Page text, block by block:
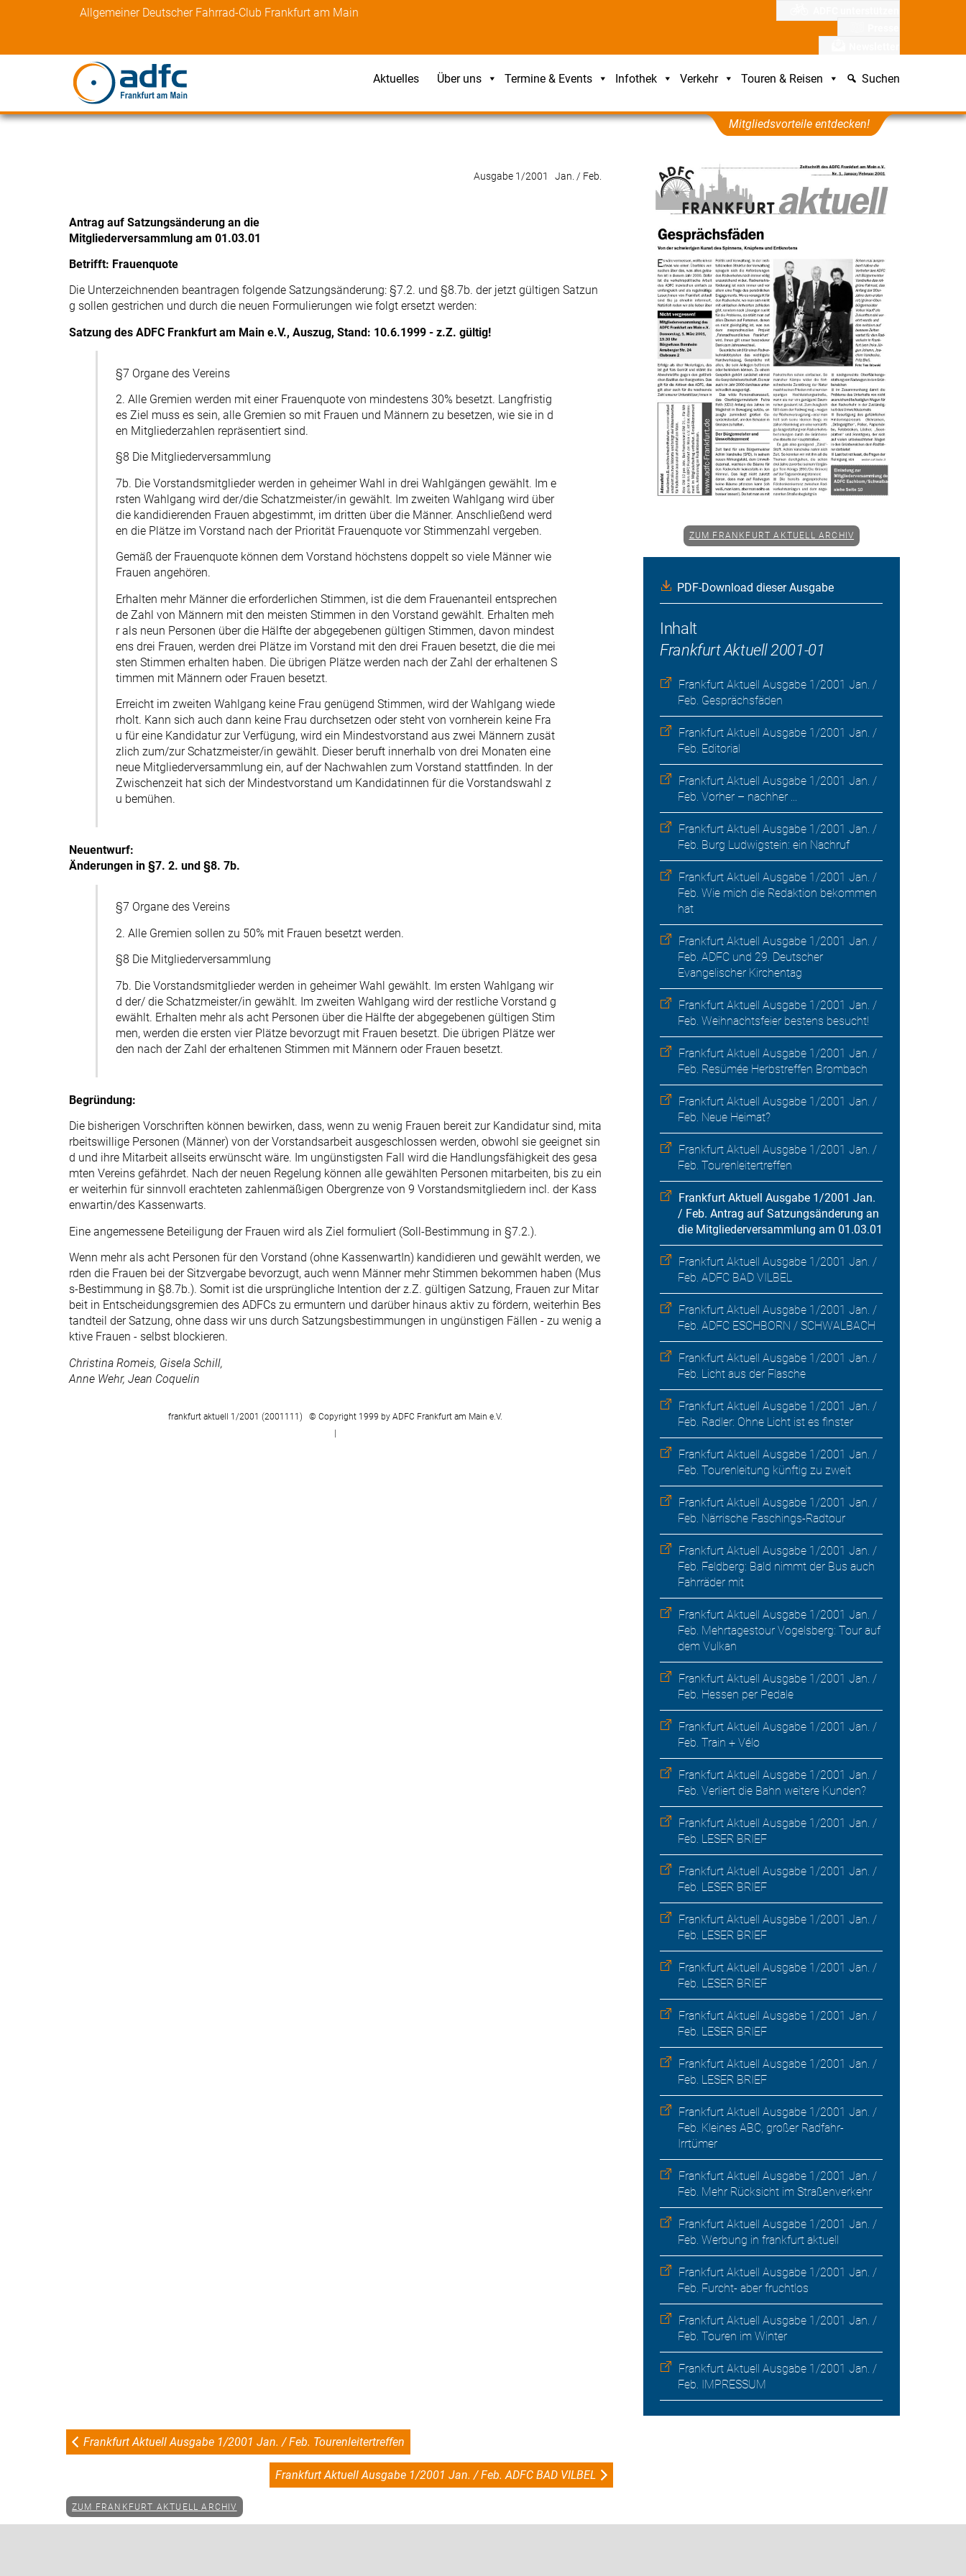
Allgemeiner Deutscher Fahrrad-Club Frankfurt am Main
Aktuelles Über uns Termine & Events Infothek Verkehr Touren & Reisen Suchen
Mitgliedsvorteile entdecken!
Ausgabe 1/2001 Jan. / Feb.
Antrag auf Satzungsänderung an die
Mitgliederversammlung am 01.03.01
Betrifft: Frauenquote
Die Unterzeichnenden beantragen folgende Satzungsänderung: §7.2. und §8.7b. der jetzt gültigen Satzun
g sollen gestrichen und durch die neuen Formulierungen wie folgt ersetzt werden:
Satzung des ADFC Frankfurt am Main e.V., Auszug, Stand: 10.6.1999 - z.Z. gültig!
§7 Organe des Vereins
2. Alle Gremien werden mit einer Frauenquote von mindestens 30% besetzt. Langfristig
es Ziel muss es sein, alle Gremien so mit Frauen und Männern zu besetzen, wie sie in d
en Mitgliederzahlen repräsentiert sind.
§8 Die Mitgliederversammlung
7b. Die Vorstandsmitglieder werden in geheimer Wahl in drei Wahlgängen gewählt. Im e
rsten Wahlgang wird der/die Schatzmeister/in gewählt. Im zweiten Wahlgang wird über
die kandidierenden Frauen abgestimmt, im dritten über die Männer. Anschließend werd
en die Plätze im Vorstand nach der Priorität Frauenquote vor Stimmenzahl vergeben.
Gemäß der Frauenquote können dem Vorstand höchstens doppelt so viele Männer wie
Frauen angehören.
Erhalten mehr Männer die erforderlichen Stimmen, ist die dem Frauenanteil entsprechen
de Zahl von Männern mit den meisten Stimmen in den Vorstand gewählt. Erhalten meh
r als neun Personen über die Hälfte der abgegebenen gültigen Stimmen, davon mindest
ens drei Frauen, werden drei Plätze im Vorstand mit den drei Frauen besetzt, die die mei
sten Stimmen erhalten haben. Die übrigen Plätze werden nach der Zahl der erhaltenen S
timmen mit Männern oder Frauen besetzt.
Erreicht im zweiten Wahlgang keine Frau genügend Stimmen, wird der Wahlgang wiede
rholt. Kann sich auch dann keine Frau durchsetzen oder steht von vornherein keine Fra
u für eine Kandidatur zur Verfügung, wird ein Mindestvorstand aus zwei Männern zusät
zlich zum/zur Schatzmeister/in gewählt. Dieser beruft innerhalb von drei Monaten eine
neue Mitgliederversammlung ein, auf der Nachwahlen zum Vorstand stattfinden. In der
Zwischenzeit hat sich der Mindestvorstand um Kandidatinnen für die Vorstandswahl z
u bemühen.
Neuentwurf:
Änderungen in §7. 2. und §8. 7b.
§7 Organe des Vereins
2. Alle Gremien sollen zu 50% mit Frauen besetzt werden.
§8 Die Mitgliederversammlung
7b. Die Vorstandsmitglieder werden in geheimer Wahl gewählt. Im ersten Wahlgang wir
d der/ die Schatzmeister/in gewählt. Im zweiten Wahlgang wird der restliche Vorstand g
ewählt. Erhalten mehr als acht Personen über die Hälfte der abgegebenen gültigen Stim
men, werden die ersten vier Plätze bevorzugt mit Frauen besetzt. Die übrigen Plätze wer
den nach der Zahl der erhaltenen Stimmen mit Männern oder Frauen besetzt.
Begründung:
Die bisherigen Vorschriften können bewirken, dass, wenn zu wenig Frauen bereit zur Kandidatur sind, mita
rbeitswillige Personen (Männer) von der Vorstandsarbeit ausgeschlossen werden, obwohl sie geeignet sin
d und ihre Mitarbeit allseits erwünscht wäre. Im ungünstigsten Fall wird die Handlungsfähigkeit des gesa
mten Vereins gefährdet. Nach der neuen Regelung können alle gewählten Personen mitarbeiten, bis zu ein
er weiterhin für sinnvoll erachteten zahlenmäßigen Obergrenze von 9 Vorstandsmitgliedern incl. der Kass
enwartin/des Kassenwarts.
Eine angemessene Beteiligung der Frauen wird als Ziel formuliert (Soll-Bestimmung in §7.2.).
Wenn mehr als acht Personen für den Vorstand (ohne KassenwartIn) kandidieren und gewählt werden, we
rden die Frauen bei der Sitzvergabe bevorzugt, auch wenn Männer mehr Stimmen bekommen haben (Mus
s-Bestimmung in §8.7b.). Somit ist die ursprüngliche Intention der z.Z. gültigen Satzung, Frauen zur Mitar
beit in Entscheidungsgremien des ADFCs zu ermuntern und darüber hinaus aktiv zu fördern, weiterhin Bes
tandteil der Satzung, ohne dass wir uns durch Satzungsbestimmungen in ungünstigen Fällen - zu wenig a
ktive Frauen - selbst blockieren.
Christina Romeis, Gisela Schill,
Anne Wehr, Jean Coquelin
frankfurt aktuell 1/2001 (2001111) © Copyright 1999 by ADFC Frankfurt am Main e.V.
|
ZUM FRANKFURT AKTUELL ARCHIV
PDF-Download dieser Ausgabe
Inhalt
Frankfurt Aktuell 2001-01
Frankfurt Aktuell Ausgabe 1/2001 Jan. /
Feb. Gesprächsfäden
Frankfurt Aktuell Ausgabe 1/2001 Jan. /
Feb. Editorial
Frankfurt Aktuell Ausgabe 1/2001 Jan. /
Feb. Vorher – nachher ...
Frankfurt Aktuell Ausgabe 1/2001 Jan. /
Feb. Burg Ludwigstein: ein Nachruf
Frankfurt Aktuell Ausgabe 1/2001 Jan. /
Feb. Wie mich die Redaktion bekommen
hat
Frankfurt Aktuell Ausgabe 1/2001 Jan. /
Feb. ADFC und 29. Deutscher
Evangelischer Kirchentag
Frankfurt Aktuell Ausgabe 1/2001 Jan. /
Feb. Weihnachtsfeier bestens besucht!
Frankfurt Aktuell Ausgabe 1/2001 Jan. /
Feb. Resümée Herbstreffen Brombach
Frankfurt Aktuell Ausgabe 1/2001 Jan. /
Feb. Neue Heimat?
Frankfurt Aktuell Ausgabe 1/2001 Jan. /
Feb. Tourenleitertreffen
Frankfurt Aktuell Ausgabe 1/2001 Jan.
/ Feb. Antrag auf Satzungsänderung an
die Mitgliederversammlung am 01.03.01
Frankfurt Aktuell Ausgabe 1/2001 Jan. /
Feb. ADFC BAD VILBEL
Frankfurt Aktuell Ausgabe 1/2001 Jan. /
Feb. ADFC ESCHBORN / SCHWALBACH
Frankfurt Aktuell Ausgabe 1/2001 Jan. /
Feb. Licht aus der Flasche
Frankfurt Aktuell Ausgabe 1/2001 Jan. /
Feb. Radler: Ohne Licht ist es finster
Frankfurt Aktuell Ausgabe 1/2001 Jan. /
Feb. Tourenleitung künftig zu zweit
Frankfurt Aktuell Ausgabe 1/2001 Jan. /
Feb. Närrische Faschings-Radtour
Frankfurt Aktuell Ausgabe 1/2001 Jan. /
Feb. Feldberg: Bald nimmt der Bus auch
Fahrräder mit
Frankfurt Aktuell Ausgabe 1/2001 Jan. /
Feb. Mehrtagestour Vogelsberg: Tour auf
dem Vulkan
Frankfurt Aktuell Ausgabe 1/2001 Jan. /
Feb. Hessen per Pedale
Frankfurt Aktuell Ausgabe 1/2001 Jan. /
Feb. Train + Vélo
Frankfurt Aktuell Ausgabe 1/2001 Jan. /
Feb. Verliert die Bahn weitere Kunden?
Frankfurt Aktuell Ausgabe 1/2001 Jan. /
Feb. LESER BRIEF
Frankfurt Aktuell Ausgabe 1/2001 Jan. /
Feb. LESER BRIEF
Frankfurt Aktuell Ausgabe 1/2001 Jan. /
Feb. LESER BRIEF
Frankfurt Aktuell Ausgabe 1/2001 Jan. /
Feb. LESER BRIEF
Frankfurt Aktuell Ausgabe 1/2001 Jan. /
Feb. LESER BRIEF
Frankfurt Aktuell Ausgabe 1/2001 Jan. /
Feb. LESER BRIEF
Frankfurt Aktuell Ausgabe 1/2001 Jan. /
Feb. Kleines ABC, großer Radfahr-
Irrtümer
Frankfurt Aktuell Ausgabe 1/2001 Jan. /
Feb. Mehr Rücksicht im Straßenverkehr
Frankfurt Aktuell Ausgabe 1/2001 Jan. /
Feb. Werbung in frankfurt aktuell
Frankfurt Aktuell Ausgabe 1/2001 Jan. /
Feb. Furcht- aber fruchtlos
Frankfurt Aktuell Ausgabe 1/2001 Jan. /
Feb. Touren im Winter
Frankfurt Aktuell Ausgabe 1/2001 Jan. /
Feb. IMPRESSUM
Frankfurt Aktuell Ausgabe 1/2001 Jan. / Feb. Tourenleitertreffen
Frankfurt Aktuell Ausgabe 1/2001 Jan. / Feb. ADFC BAD VILBEL
ZUM FRANKFURT AKTUELL ARCHIV